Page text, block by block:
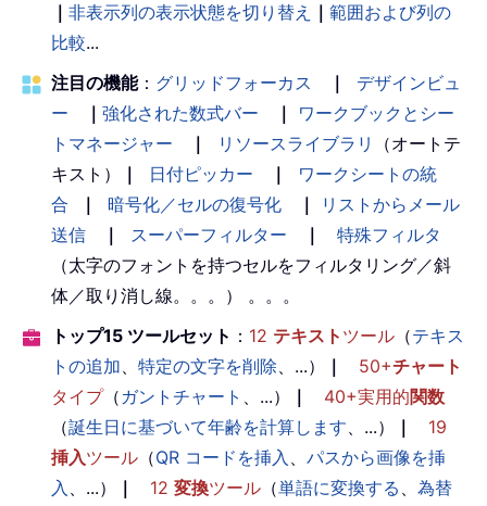
｜ 非表示列の表示状態を切り替え ｜ 範囲および列の
比較...
注目の機能： グリッドフォーカス ｜
デザインビュ
ー
｜ 強化された数式バー ｜
ワークブックとシー
トマネージャー
｜ リソースライブラリ
（オートテ
キスト）
｜ 日付ピッカー ｜
ワークシートの統
合
｜ 暗号化／セルの復号化 ｜
リストからメール
送信
｜ スーパーフィルター ｜
特殊フィルタ
（太字のフォントを持つセルをフィルタリング／斜
体／取り消し線。。。） 。。。
トップ15 ツールセット ： 12 テキスト ツール （テキス
トの追加、 特定の文字を削除、...） ｜ 50+チャート
タイプ（ ガントチャート 、...） ｜ 40+実用的関数
（誕生日に基づいて年齢を計算します、...） ｜
19
挿入ツール （QR コードを挿入 、 パスから画像を挿
入 、...） ｜ 12 変換ツール （単語に変換する 、 為替